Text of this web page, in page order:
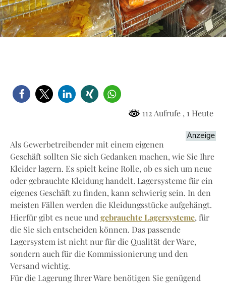
112 Aufrufe , 1 Heute
Als Gewerbetreibender mit einem eigenen
Geschäft sollten Sie sich Gedanken machen, wie Sie Ihre
Kleider lagern. Es spielt keine Rolle, ob es sich um neue
oder gebrauchte Kleidung handelt. Lagersysteme für ein
eigenes Geschäft zu finden, kann schwierig sein. In den
meisten Fällen werden die Kleidungsstücke aufgehängt.
Hierfür gibt es neue und gebrauchte Lagersysteme, für
die Sie sich entscheiden können. Das passende
Lagersystem ist nicht nur für die Qualität der Ware,
sondern auch für die Kommissionierung und den
Versand wichtig.
Für die Lagerung Ihrer Ware benötigen Sie genügend